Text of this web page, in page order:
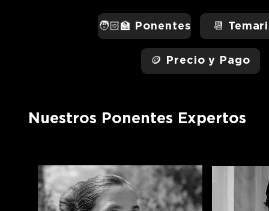
🧑🏻‍🏫 Ponentes 📆
🪙 Precio y Pago
Nuestros Ponentes Expertos